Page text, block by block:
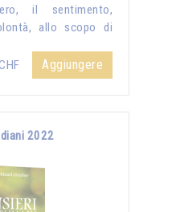
il sentimento,
allo scopo di
Aggiungere
2022